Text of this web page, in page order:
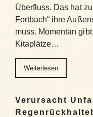
Überfluss. Das hat
Fortbach“ ihre
muss. Momentan
Kitaplätze…
Weiterlesen
Verursacht